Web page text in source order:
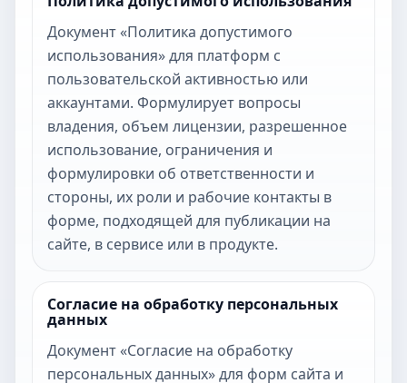
Документ «Политика допустимого
использования» для платформ с
пользовательской активностью или
аккаунтами. Формулирует вопросы
владения, объем лицензии, разрешенное
использование, ограничения и
формулировки об ответственности и
стороны, их роли и рабочие контакты в
форме, подходящей для публикации на
сайте, в сервисе или в продукте.
Согласие на обработку персональных
данных
Документ «Согласие на обработку
персональных данных» для форм сайта и